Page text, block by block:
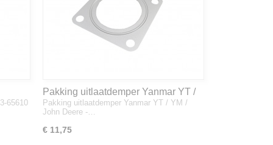
65610
Pakking uitlaatdemper Yanmar YT /
YM / John Deere - 128300-13230
Pakking uitlaatdemper Yanmar YT / YM /
John Deere -…
€ 11,75